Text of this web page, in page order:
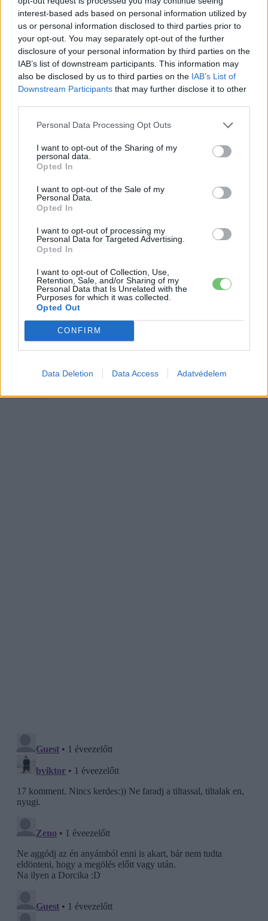
interest-based ads based on personal information utilized by
us or personal information disclosed to third parties prior to
your opt-out. You may separately opt-out of the further
disclosure of your personal information by third parties on the
IAB’s list of downstream participants. This information may
also be disclosed by us to third parties on the IAB’s List of
Downstream Participants that may further disclose it to other
Personal Data Processing Opt Outs
I want to opt-out of the Sharing of my
personal data.
Opted In
I want to opt-out of the Sale of my
Personal Data.
Opted In
I want to opt-out of processing my
Personal Data for Targeted Advertising.
Opted In
I want to opt-out of Collection, Use,
Retention, Sale, and/or Sharing of my
Personal Data that Is Unrelated with the
Purposes for which it was collected.
Opted Out
CONFIRM
Data Deletion Data Access Adatvédelem
e-cars.hu
Elektromosan közlekedsz, vagy a váltáson töprengsz?
Érdekelnek a legfrissebb hírek az e-autók világából, vagy
fenntarthatóság területén? Akkor jó helyen jársz!
KAPCSOLÓDÓ CIKKEK TÖBB A SZERZŐTŐL
Elektromos
5% lehet a hiba az elektromos autók
akkumulátor-kijelzőjén
Elektromos
A Leapmotor átlépte a 100 ezres
álomhatárt, és lekörözte a Changant
9 perc töltés, 450 kilométer hatótáv –